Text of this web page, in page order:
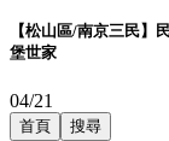
【松山區/南京三民】
堡世家
04/21
首頁 搜尋